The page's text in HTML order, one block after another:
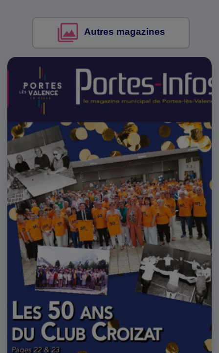
Autres magazines